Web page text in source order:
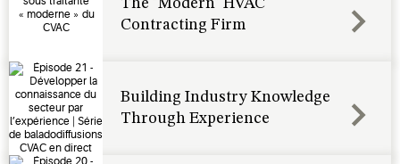
The "Modern" HVAC
Contracting Firm
Building Industry Knowledge
Through Experience